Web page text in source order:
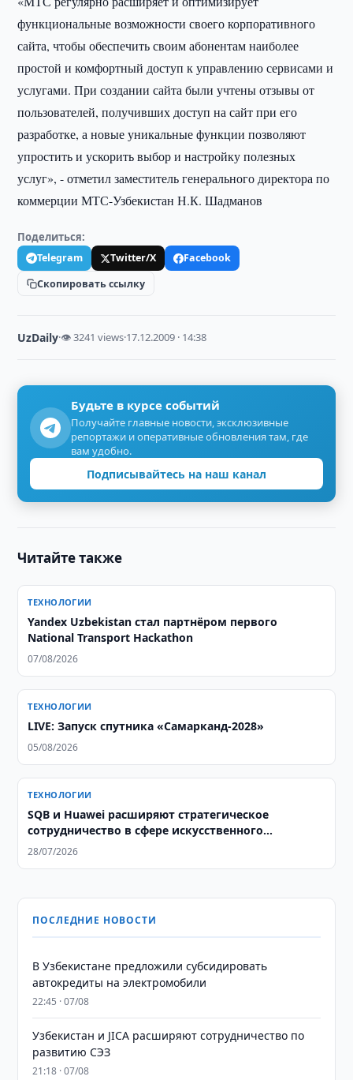
функциональные возможности своего корпоративного
сайта, чтобы обеспечить своим абонентам наиболее
простой и комфортный доступ к управлению сервисами и
услугами. При создании сайта были учтены отзывы от
пользователей, получивших доступ на сайт при его
разработке, а новые уникальные функции позволяют
упростить и ускорить выбор и настройку полезных
услуг», - отметил заместитель генерального директора по
коммерции МТС-Узбекистан Н.К. Шадманов
Поделиться:
Telegram Twitter/X
Facebook
Скопировать ссылку
UzDaily·👁 3241 views·17.12.2009 · 14:38
Будьте в курсе событий
Получайте главные новости, эксклюзивные
репортажи и оперативные обновления там, где
вам удобно.
Подписывайтесь на наш канал
Читайте также
ТЕХНОЛОГИИ
Yandex Uzbekistan стал партнёром первого
National Transport Hackathon
07/08/2026
ТЕХНОЛОГИИ
LIVE: Запуск спутника «Самарканд-2028»
05/08/2026
ТЕХНОЛОГИИ
SQB и Huawei расширяют стратегическое
сотрудничество в сфере искусственного
интеллекта
28/07/2026
ПОСЛЕДНИЕ НОВОСТИ
В Узбекистане предложили субсидировать
автокредиты на электромобили
22:45 · 07/08
Узбекистан и JICA расширяют сотрудничество по
развитию СЭЗ
21:18 · 07/08